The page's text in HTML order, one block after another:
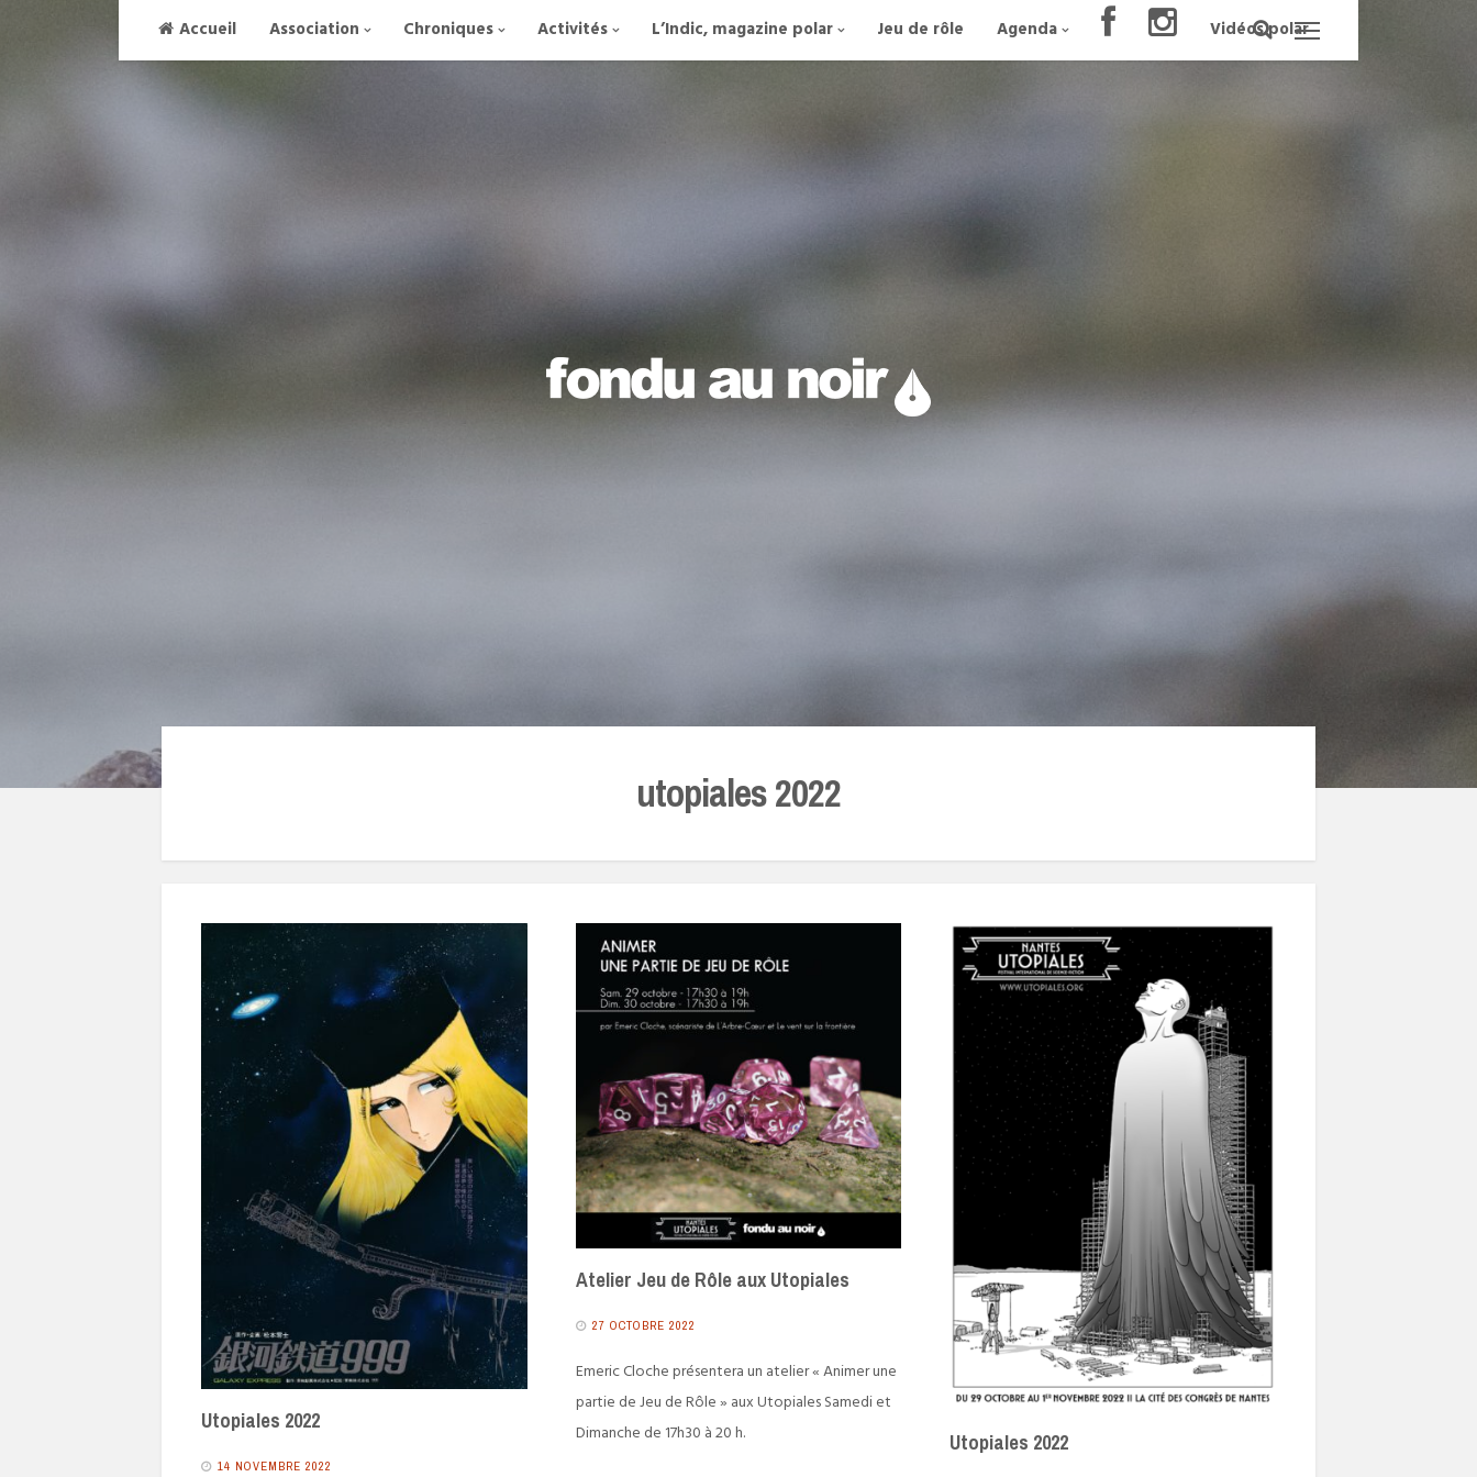
Accueil Association Chroniques Activités L’Indic, magazine polar Jeu de rôle Agenda Vidéos polar
utopiales 2022
Utopiales 2022
14 NOVEMBRE 2022
Atelier Jeu de Rôle aux Utopiales
27 OCTOBRE 2022
Emeric Cloche présentera un atelier « Animer une
partie de Jeu de Rôle » aux Utopiales Samedi et
Dimanche de 17h30 à 20 h.
Utopiales 2022